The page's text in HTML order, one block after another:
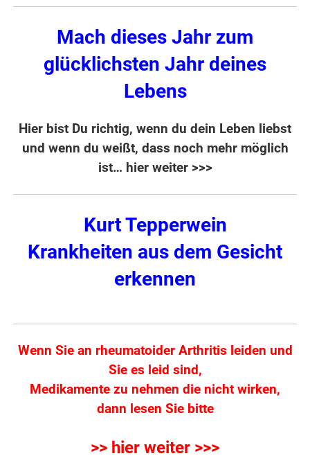
Mach dieses Jahr zum
glücklichsten Jahr deines
Lebens
Hier bist Du richtig, wenn du dein Leben liebst
und wenn du weißt, dass noch mehr möglich
ist… hier weiter >>>
KurtTepperwein
Krankheiten aus dem Gesicht
erkennen
Wenn Sie an rheumatoider Arthritis leiden und
Sie es leid sind,
Medikamente zu nehmen die nicht wirken,
dann lesen Sie bitte
>> hier weiter >>>